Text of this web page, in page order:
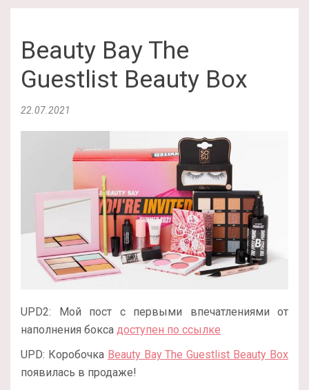
Beauty Bay The
Guestlist Beauty Box
22.07.2021
UPD2: Мой пост с первыми впечатлениями от
наполнения бокса доступен по ссылке
UPD: Коробочка Beauty Bay The Guestlist Beauty Box
появилась в продаже!